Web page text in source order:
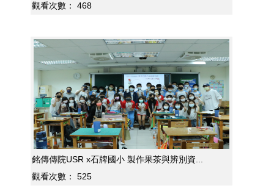
觀看次數：
468
銘傳傳院USR x石牌國小 製作果茶與辨別資...
觀看次數：
525